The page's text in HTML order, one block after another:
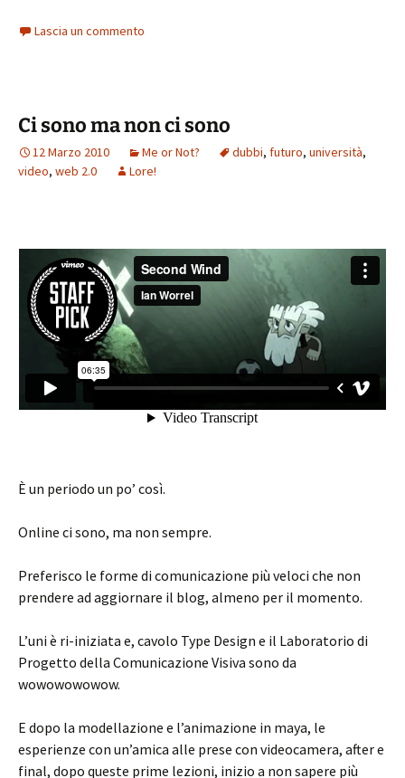
Lascia un commento
Ci sono ma non ci sono
12 Marzo 2010 Me or Not? dubbi, futuro, università,
video, web 2.0 Lore!
È un periodo un po’ così.
Online ci sono, ma non sempre.
Preferisco le forme di comunicazione più veloci che non
prendere ad aggiornare il blog, almeno per il momento.
L’uni è ri-iniziata e, cavolo Type Design e il Laboratorio di
Progetto della Comunicazione Visiva sono da
wowowowowow.
E dopo la modellazione e l’animazione in maya, le
esperienze con un’amica alle prese con videocamera, after e
final, dopo queste prime lezioni, inizio a non sapere più